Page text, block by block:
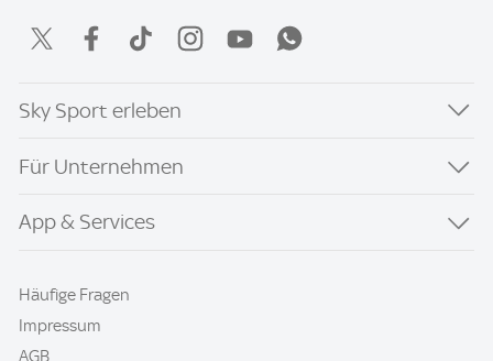
Sky Sport erleben
Für Unternehmen
App & Services
Häufige Fragen
Impressum
AGB